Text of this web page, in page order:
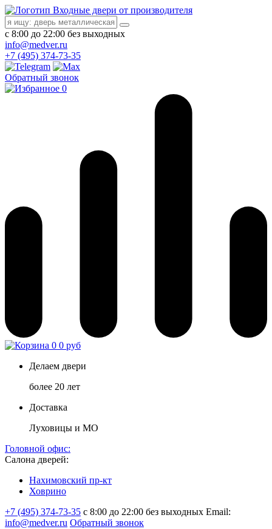
Входные двери от производителя
с 8:00 до 22:00 без выходных
info@medver.ru
+7 (495) 374-73-35
Обратный звонок
0
0 0 руб
Делаем двери
более 20 лет
Доставка
Луховицы и МО
Головной офис:
Салона дверей:
Нахимовский пр-кт
Ховрино
+7 (495) 374-73-35 с 8:00 до 22:00 без выходных Email:
info@medver.ru Обратный звонок